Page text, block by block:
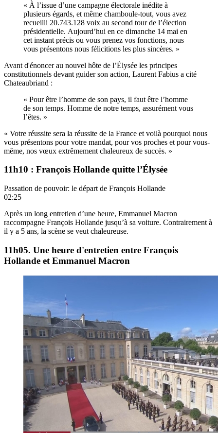
« À l’issue d’une campagne électorale inédite à
plusieurs égards, et même chamboule-tout, vous avez
recueilli 20.743.128 voix au second tour de l’élection
présidentielle. Aujourd’hui en ce dimanche 14 mai en
cet instant précis ou vous prenez vos fonctions, nous
vous présentons nous félicitions les plus sincères. »
Avant d'énoncer au nouvel hôte de l’Élysée les principes
constitutionnels devant guider son action, Laurent Fabius a cité
Chateaubriand :
« Pour être l’homme de son pays, il faut être l’homme
de son temps. Homme de notre temps, assurément vous
l’êtes. »
« Votre réussite sera la réussite de la France et voilà pourquoi nous
vous présentons pour votre mandat, pour vos proches et pour vous-
même, nos vœux extrêmement chaleureux de succès. »
11h10 : François Hollande quitte l’Élysée
Passation de pouvoir: le départ de François Hollande
02:25
Après un long entretien d’une heure, Emmanuel Macron
raccompagne François Hollande jusqu’à sa voiture. Contrairement à
il y a 5 ans, la scène se veut chaleureuse.
11h05. Une heure d'entretien entre François
Hollande et Emmanuel Macron